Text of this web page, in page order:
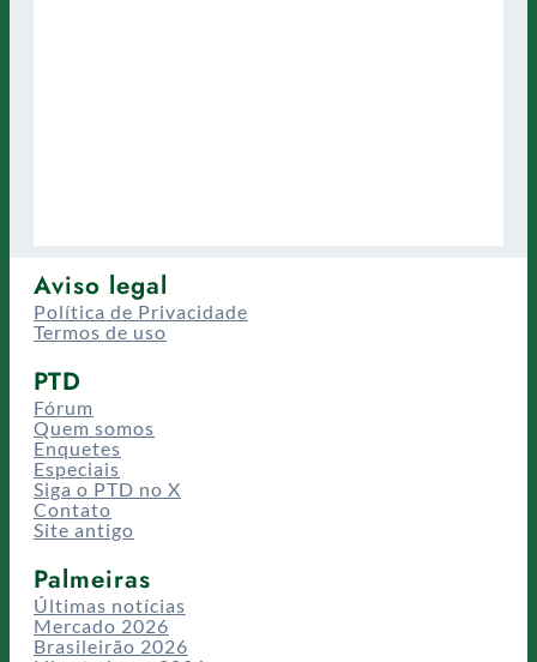
Aviso legal
Política de Privacidade
Termos de uso
PTD
Fórum
Quem somos
Enquetes
Especiais
Siga o PTD no X
Contato
Site antigo
Palmeiras
Últimas notícias
Mercado 2026
Brasileirão 2026